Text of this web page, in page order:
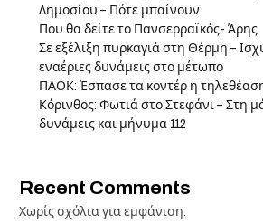
Δημοσίου – Πότε μπαίνουν
Που θα δείτε το Πανσερραϊκός- Άρης
Σε εξέλιξη πυρκαγιά στη Θέρμη –
εναέριες δυνάμεις στο μέτωπο
ΠΑΟΚ: Έσπασε τα κοντέρ η
Κόρινθος: Φωτιά στο Στεφάνι – Στη
δυνάμεις και μήνυμα 112
Recent Comments
Χωρίς σχόλια για εμφάνιση.